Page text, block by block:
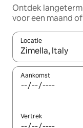
Ontdek
voor een maand
Locatie
Wanneer er
Aankomst
Vertrek